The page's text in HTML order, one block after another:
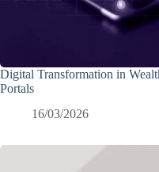
Digital Transformation in
Portals
16/03/2026